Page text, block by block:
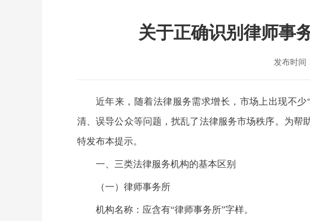
关于正确识别律师事
发布时间
近年来，随着法律服务需求增长，市场上出现不
清、误导公众等问题，扰乱了法律服务市场秩序。为帮
特发布本提示。
一、三类法律服务机构的基本区别
（一）律师事务所
机构名称：应含有“律师事务所”字样。